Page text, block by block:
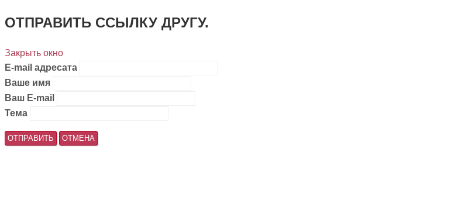
ОТПРАВИТЬ ССЫЛКУ ДРУГУ.
Закрыть окно
E-mail адресата
Ваше имя
Ваш E-mail
Тема
ОТПРАВИТЬ ОТМЕНА